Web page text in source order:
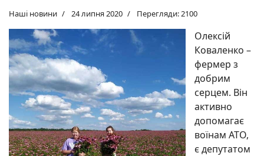
Наші новини 24 липня 2020 Перегляди: 2100
Олексій
Коваленко –
фермер з
добрим
серцем. Він
активно
допомагає
воїнам АТО,
є депутатом